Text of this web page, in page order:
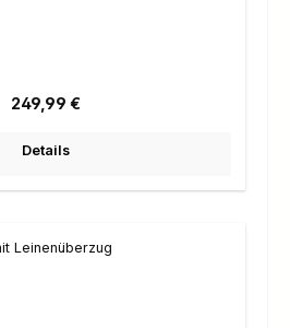
Regulärer Preis:
249,99 €
Details